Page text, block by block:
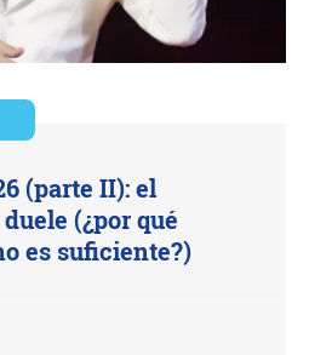
(parte II): el
(¿por qué
es suficiente?)